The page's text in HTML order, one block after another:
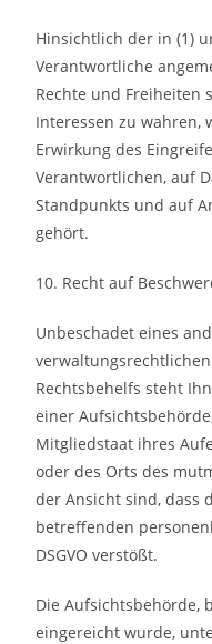
Hinsichtlich der in (1)
Verantwortliche
Rechte und Freiheiten
Interessen zu wahren,
Erwirkung des
Verantwortlichen, auf
Standpunkts und auf
gehört.
10. Recht auf
Unbeschadet eines
Rechtsbehelfs steht
einer
Mitgliedstaat ihres
oder des Orts des
der Ansicht sind, dass
betreffenden
DSGVO verstößt.
Die Aufsichtsbehörde,
eingereicht wurde,